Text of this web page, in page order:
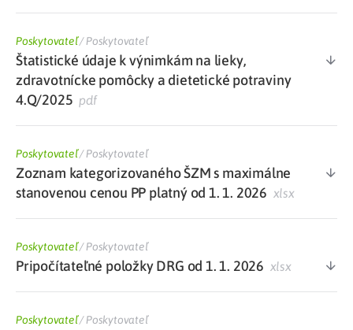
Poskytovateľ/Poskytovateľ
Štatistické údaje k výnimkám na lieky,
zdravotnícke pomôcky a dietetické potraviny
4.Q/2025 pdf
Poskytovateľ/Poskytovateľ
Zoznam kategorizovaného ŠZM s maximálne
stanovenou cenou PP platný od 1. 1. 2026 xlsx
Poskytovateľ/Poskytovateľ
Pripočítateľné položky DRG od 1. 1. 2026 xlsx
Poskytovateľ/Poskytovateľ